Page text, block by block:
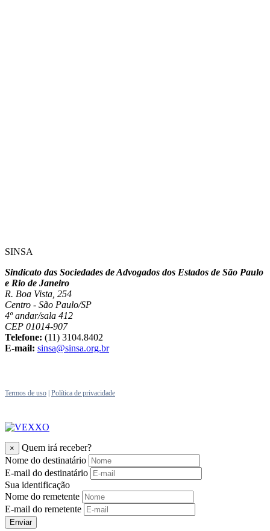
SINSA
Sindicato das Sociedades de Advogados dos Estados de São Paulo
e Rio de Janeiro
R. Boa Vista, 254
Centro - São Paulo/SP
4º andar/sala 412
CEP 01014-907
Telefone: (11) 3104.8402
E-mail: sinsa@sinsa.org.br
Termos de uso Política de privacidade
×
Quem irá receber?
Nome do destinatário
E-mail do destinatário
Sua identificação
Nome do remetente
E-mail do remetente
Enviar